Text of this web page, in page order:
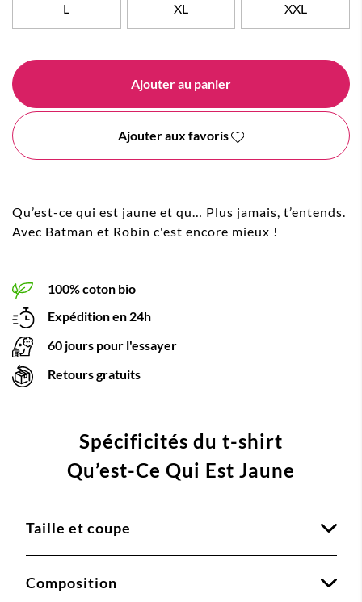
L XL XXL
Ajouter au panier
Ajouter aux favoris
Qu’est-ce qui est jaune et qu… Plus jamais, t’entends.
Avec Batman et Robin c'est encore mieux !
100% coton bio
Expédition en 24h
60 jours pour l'essayer
Retours gratuits
Spécificités du t-shirt
Qu’est-Ce Qui Est Jaune
Taille et coupe
Composition